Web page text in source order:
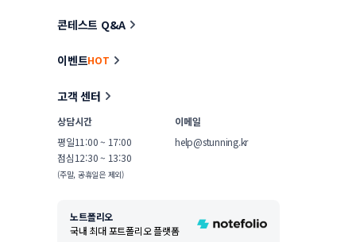
콘테스트 Q&A
이벤트HOT
고객 센터
상담시간
평일11:00 ~ 17:00
점심12:30 ~ 13:30
(주말, 공휴일은 제외)
이메일
help@stunning.kr
노트폴리오
국내 최대 포트폴리오 플랫폼